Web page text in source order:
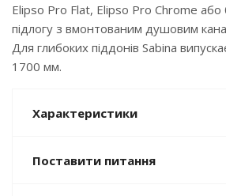
Elipso Pro Flat, Elipso Pro Chrome
підлогу з вмонтованим душовим
Для глибоких піддонів Sabina
1700 мм.
Характеристики
Поставити питання